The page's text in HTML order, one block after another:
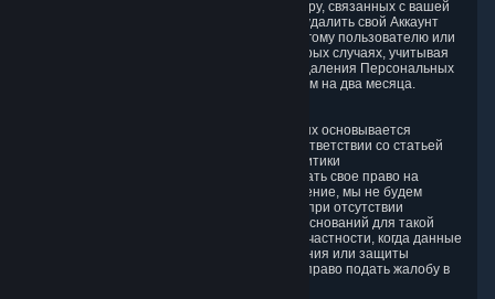
отношений вашего Аккаунта с Valve, к примеру, связанных с вашей
работой для разработчика игр, вы сможете удалить свой Аккаунт
Steam только после передачи этой роли другому пользователю или
расторжения деловых отношений. В некоторых случаях, учитывая
сложность и количество запросов, период удаления Персональных
данных может быть продлен, но не более чем на два месяца.
Если обработка ваших Персональных данных основывается
исключительно на законных интересах в соответствии со статьей
6(1)(f) GDPR / разделом 2.в) настоящей Политики
конфиденциальности, вы можете использовать свое право на
возражение. Если вы выразите свое возражение, мы не будем
обрабатывать ваши Персональные данные при отсутствии
убедительных и преобладающих законных оснований для такой
обработки, как описано в статье 21 GDPR; в частности, когда данные
необходимы для установления, осуществления или защиты
юридических требований. Вы также имеете право подать жалобу в